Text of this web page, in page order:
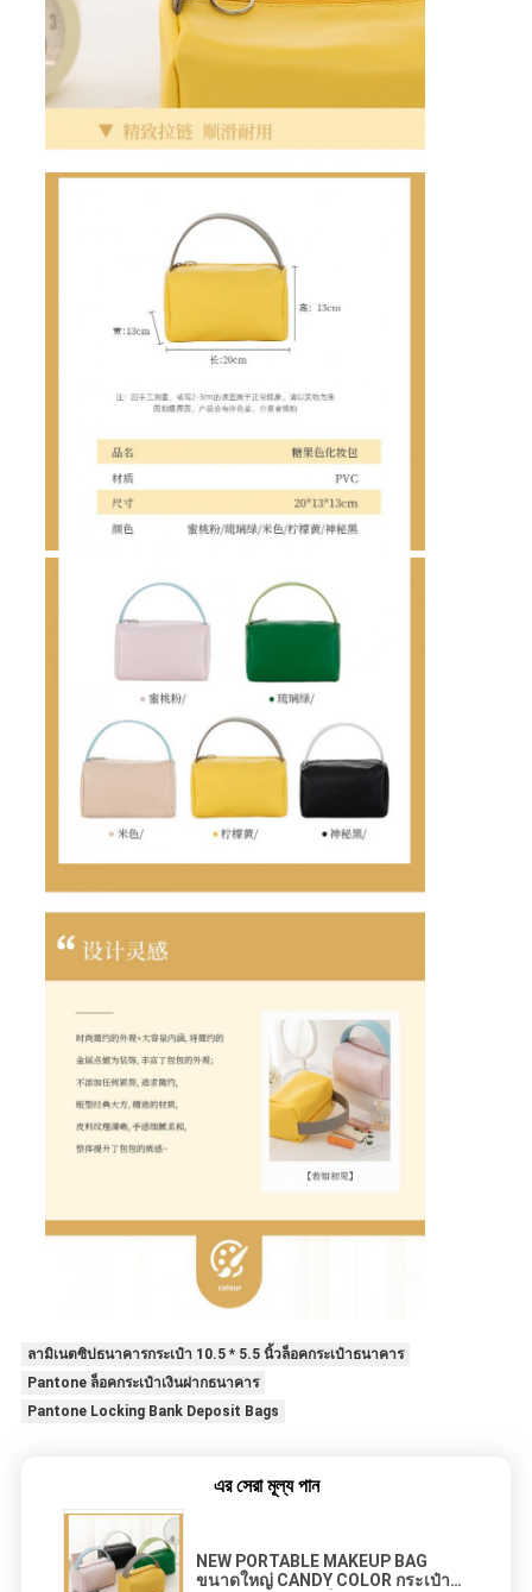
ลามิเนตซิปธนาคารกระเป๋า 10.5 * 5.5 นิ้วล็อคกระเป๋าธนาคาร
Pantone ล็อคกระเป๋าเงินฝากธนาคาร
Pantone Locking Bank Deposit Bags
এর সেরা মূল্য পান
NEW PORTABLE MAKEUP BAG
ขนาดใหญ่ CANDY COLOR กระเป๋า